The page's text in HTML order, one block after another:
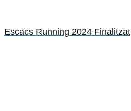
Escacs Running 2024 Finalitzat